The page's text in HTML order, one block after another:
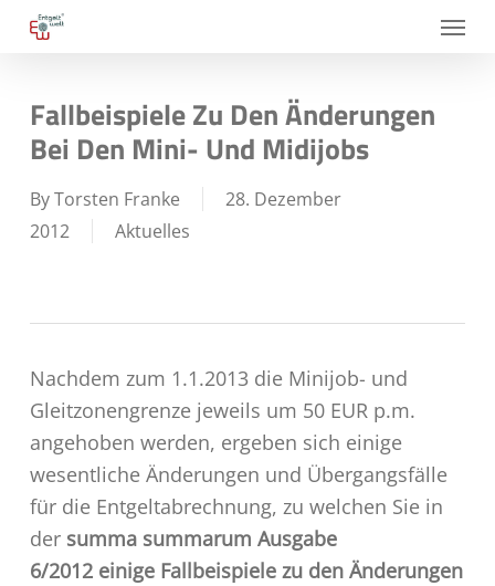
Skip
content
Menu
Fallbeispiele Zu Den Änderungen
Bei Den Mini- Und Midijobs
ByTorsten Franke
28. Dezember
2012
Aktuelles
Nachdem zum 1.1.2013 die Minijob- und
Gleitzonengrenze jeweils um 50 EUR p.m.
angehoben werden, ergeben sich einige
wesentliche Änderungen und Übergangsfälle
für die Entgeltabrechnung, zu welchen Sie in
der summa summarum Ausgabe
6/2012 einige Fallbeispiele zu den Änderungen